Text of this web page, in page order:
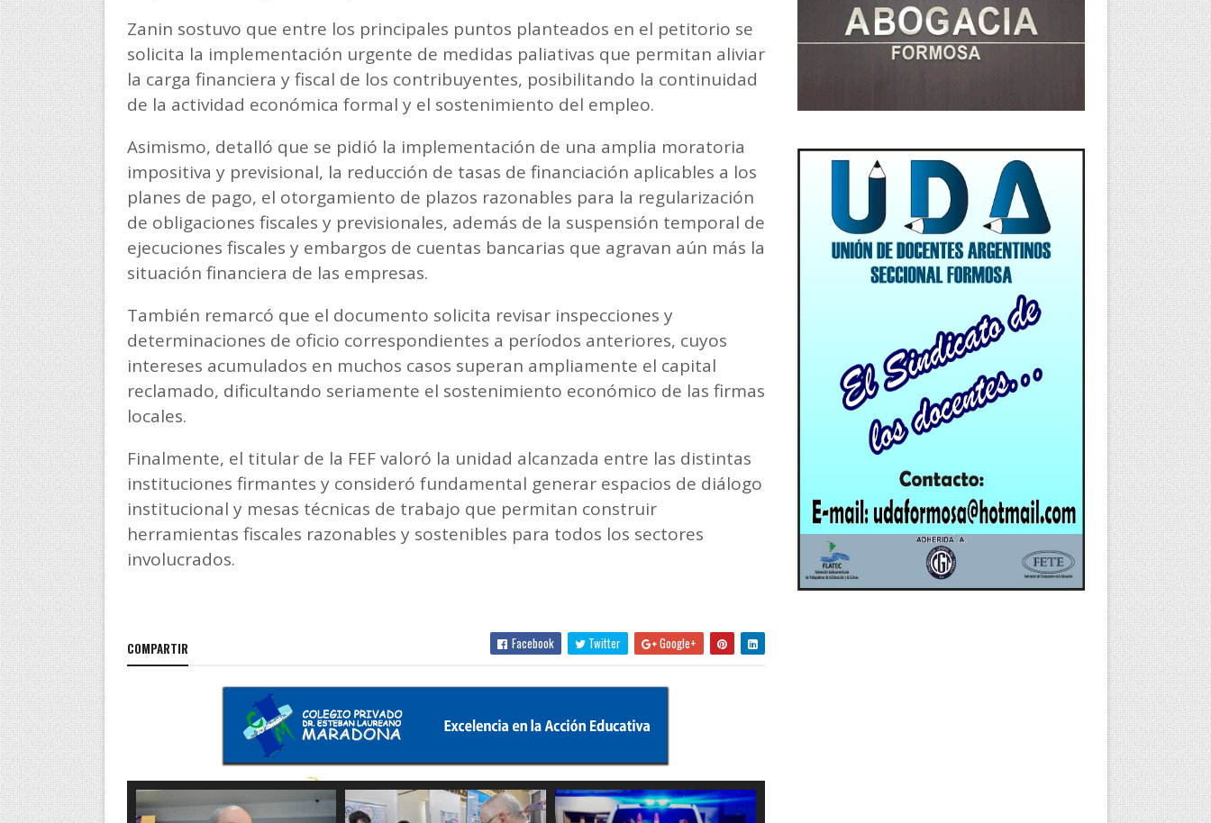
Zanin sostuvo que entre los principales puntos planteados en el petitorio se
solicita la implementación urgente de medidas paliativas que permitan aliviar
la carga financiera y fiscal de los contribuyentes, posibilitando la continuidad
de la actividad económica formal y el sostenimiento del empleo.
Asimismo, detalló que se pidió la implementación de una amplia moratoria
impositiva y previsional, la reducción de tasas de financiación aplicables a los
planes de pago, el otorgamiento de plazos razonables para la regularización
de obligaciones fiscales y previsionales, además de la suspensión temporal de
ejecuciones fiscales y embargos de cuentas bancarias que agravan aún más la
situación financiera de las empresas.
También remarcó que el documento solicita revisar inspecciones y
determinaciones de oficio correspondientes a períodos anteriores, cuyos
intereses acumulados en muchos casos superan ampliamente el capital
reclamado, dificultando seriamente el sostenimiento económico de las firmas
locales.
Finalmente, el titular de la FEF valoró la unidad alcanzada entre las distintas
instituciones firmantes y consideró fundamental generar espacios de diálogo
institucional y mesas técnicas de trabajo que permitan construir
herramientas fiscales razonables y sostenibles para todos los sectores
involucrados.
COMPARTIR Facebook Twitter Google+